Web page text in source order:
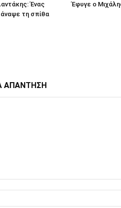
Ένας
τη σπίθα
Έφυγε ο
ΑΠΑΝΤΗΣΗ